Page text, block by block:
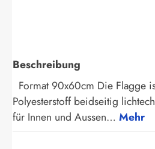
Beschreibung
Format 90x60cm Die Flagge
Polyesterstoff beidseitig
für Innen und Aussen… Mehr